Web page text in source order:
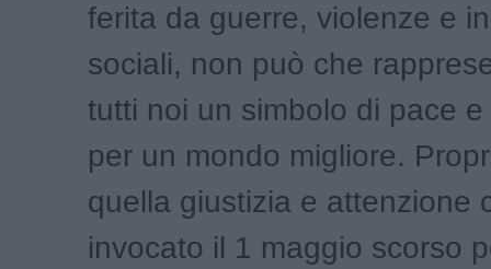
ferita da guerre, violenze e
sociali, non può che
tutti noi un simbolo di pace
per un mondo migliore.
quella giustizia e attenzione
invocato il 1 maggio scorso